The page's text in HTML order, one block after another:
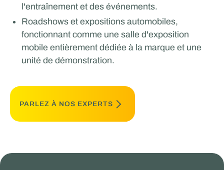
l'entraînement et des événements.
Roadshows et expositions automobiles,
fonctionnant comme une salle d'exposition
mobile entièrement dédiée à la marque et une
unité de démonstration.
PARLEZ À NOS EXPERTS